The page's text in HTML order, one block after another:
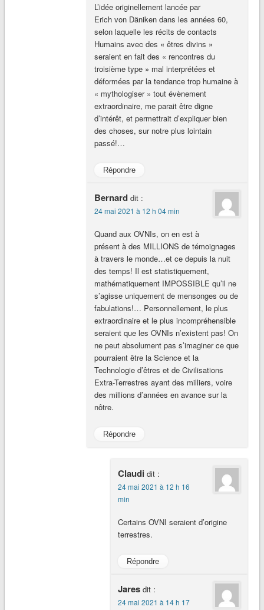
L’idée originellement lancée par
Erich von Däniken dans les années 60,
selon laquelle les récits de contacts
Humains avec des « êtres divins »
seraient en fait des « rencontres du
troisième type » mal interprétées et
déformées par la tendance trop humaine à
« mythologiser » tout évènement
extraordinaire, me parait être digne
d’intérêt, et permettrait d’expliquer bien
des choses, sur notre plus lointain
passé!…
Répondre
Bernard dit :
24 mai 2021 à 12 h 04 min
Quand aux OVNIs, on en est à
présent à des MILLIONS de témoignages
à travers le monde…et ce depuis la nuit
des temps! Il est statistiquement,
mathématiquement IMPOSSIBLE qu’il ne
s’agisse uniquement de mensonges ou de
fabulations!… Personnellement, le plus
extraordinaire et le plus incompréhensible
seraient que les OVNIs n’existent pas! On
ne peut absolument pas s’imaginer ce que
pourraient être la Science et la
Technologie d’êtres et de Civilisations
Extra-Terrestres ayant des milliers, voire
des millions d’années en avance sur la
nôtre.
Répondre
Claudi dit :
24 mai 2021 à 12 h 16
min
Certains OVNI seraient d’origine
terrestres.
Répondre
Jares dit :
24 mai 2021 à 14 h 17